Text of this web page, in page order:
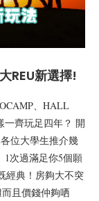
REU新選擇!
、HALL
一齊玩足四年？ 開
位大學生推介幾
1次過滿足你5個願
經典！房夠大不突
且價錢仲夠哂